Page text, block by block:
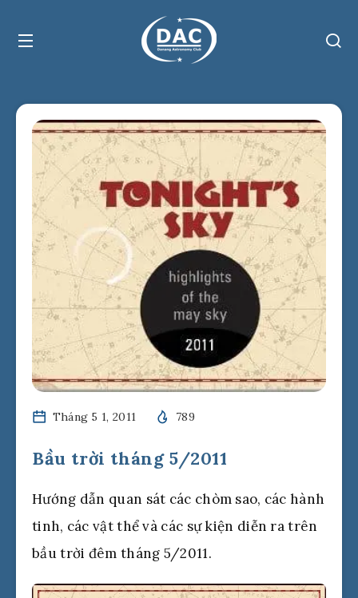
Tháng 5 1, 2011 789
Bầu trời tháng 5/2011
Hướng dẫn quan sát các chòm sao, các hành
tinh, các vật thể và các sự kiện diễn ra trên
bầu trời đêm tháng 5/2011.